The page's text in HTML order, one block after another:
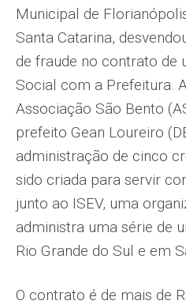
Municipal de
Santa Catarina,
de fraude no contrato de
Social com a Prefeitura.
Associação São Bento
prefeito Gean Loureiro
administração de cinco
sido criada para servir
junto ao ISEV, uma
administra uma série de
Rio Grande do Sul e em
O contrato é de mais de